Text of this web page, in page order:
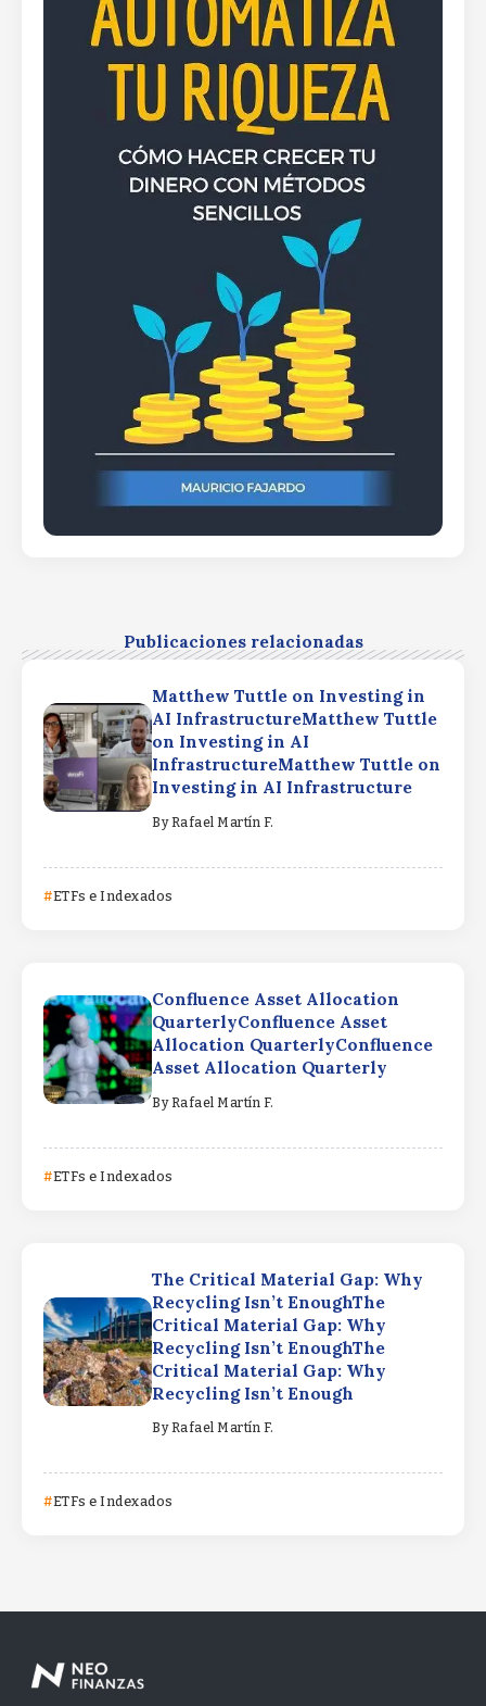
Publicaciones relacionadas
Matthew Tuttle on Investing in
AI InfrastructureMatthew Tuttle
on Investing in AI
InfrastructureMatthew Tuttle on
Investing in AI Infrastructure
By Rafael Martín F.
ETFs e Indexados
Confluence Asset Allocation
QuarterlyConfluence Asset
Allocation QuarterlyConfluence
Asset Allocation Quarterly
By Rafael Martín F.
ETFs e Indexados
The Critical Material Gap: Why
Recycling Isn’t EnoughThe
Critical Material Gap: Why
Recycling Isn’t EnoughThe
Critical Material Gap: Why
Recycling Isn’t Enough
By Rafael Martín F.
ETFs e Indexados